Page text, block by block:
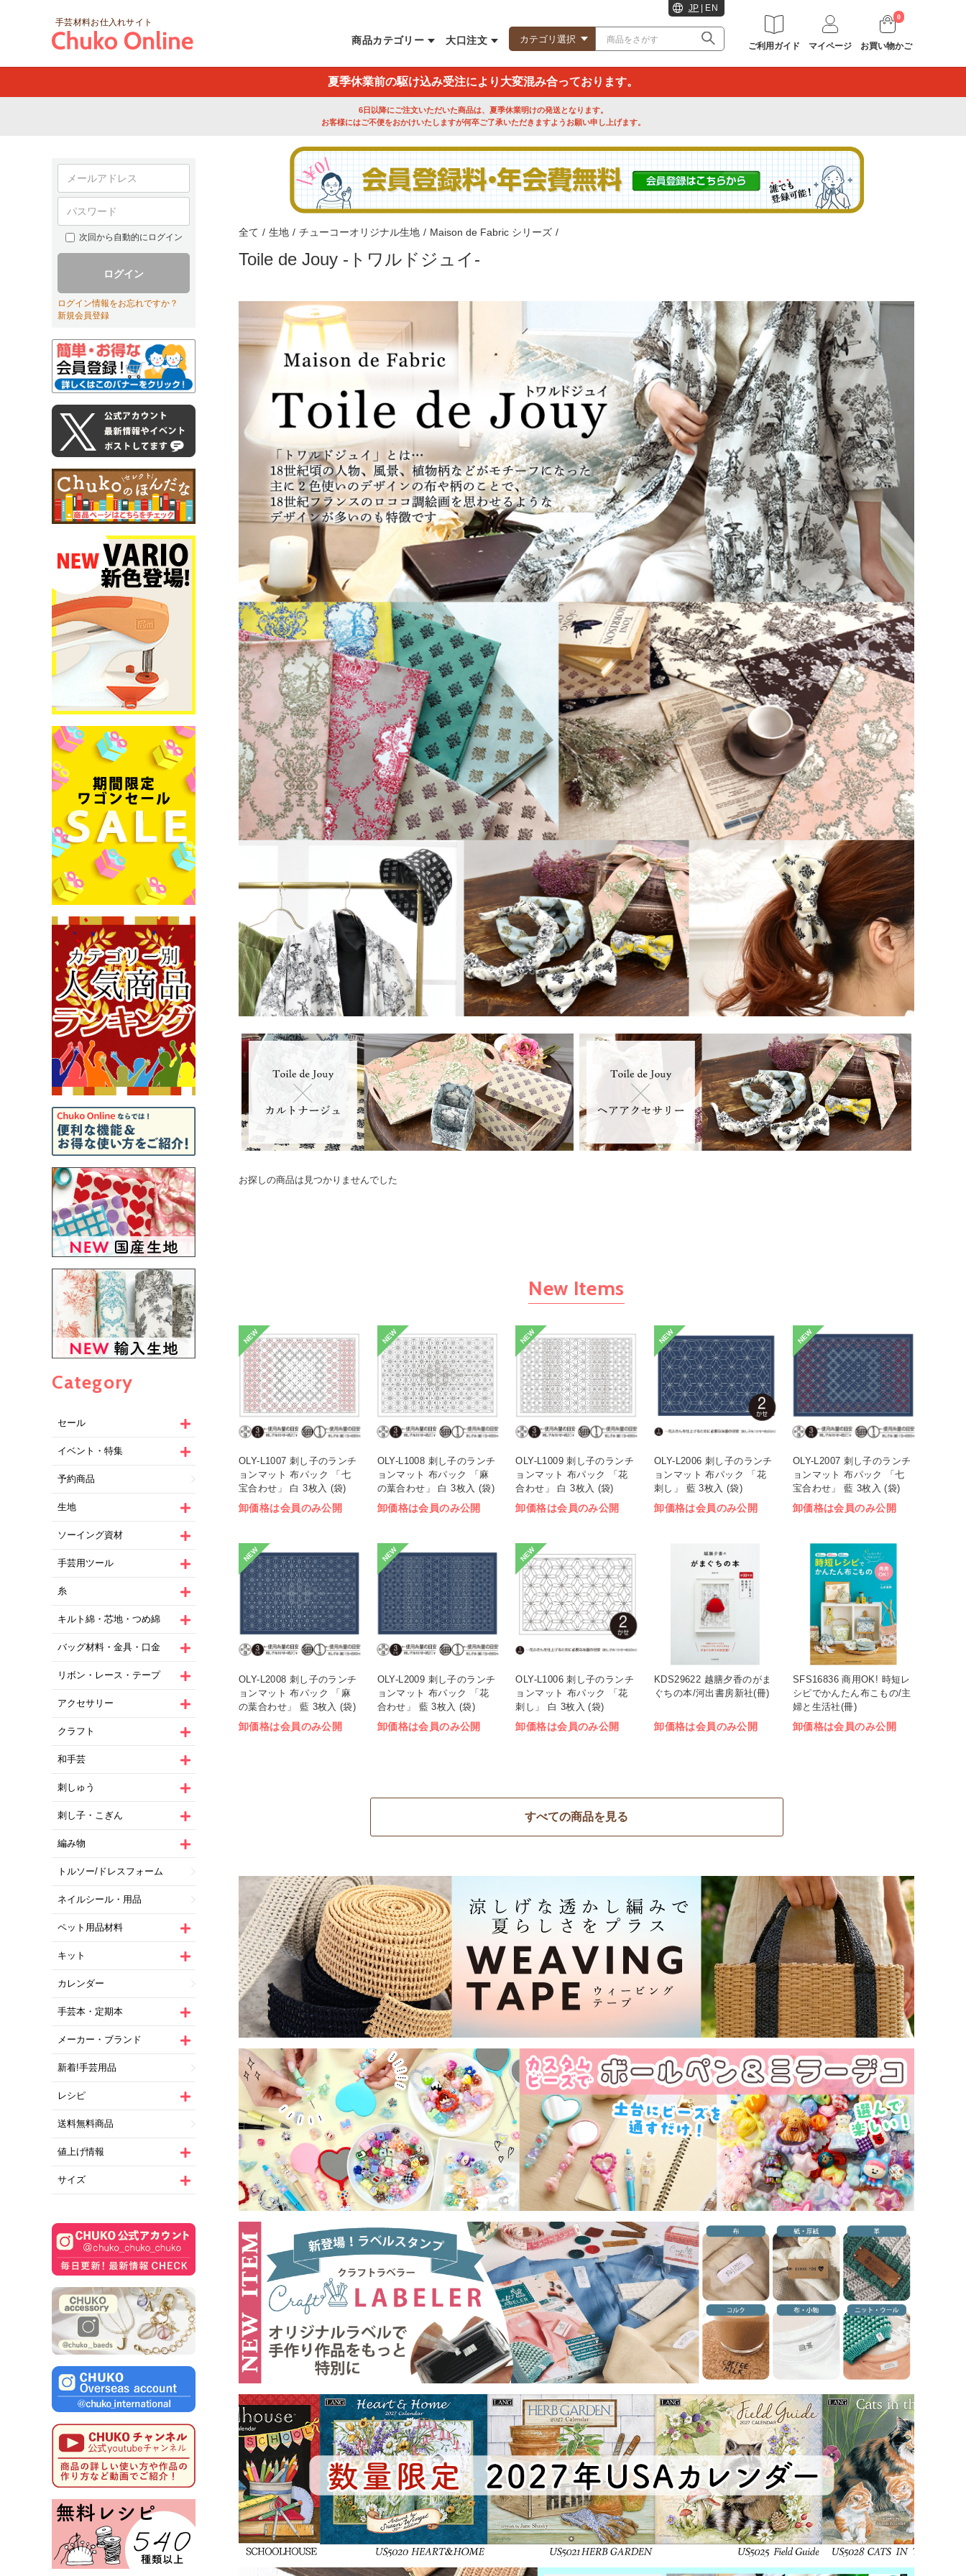
手芸材料お仕入れサイト
商品カテゴリー 大口注文
JP EN
ご利用ガイド マイページ
0
お買い物かご
夏季休業前の駆け込み受注により大変混み合っております。
6日以降にご注文いただいた商品は、夏季休業明けの発送となります。
お客様にはご不便をおかけいたしますが何卒ご了承いただきますようお願い申し上げます。
次回から自動的にログイン
ログイン
ログイン情報をお忘れですか？
新規会員登録
Category
セール
イベント・特集
予約商品
生地
ソーイング資材
手芸用ツール
糸
キルト綿・芯地・つめ綿
バッグ材料・金具・口金
リボン・レース・テープ
アクセサリー
クラフト
和手芸
刺しゅう
刺し子・こぎん
編み物
トルソー/ドレスフォーム
ネイルシール・用品
ペット用品材料
キット
カレンダー
手芸本・定期本
メーカー・ブランド
新着!手芸用品
レシピ
送料無料商品
値上げ情報
サイズ
全て / 生地 / チューコーオリジナル生地 / Maison de Fabric シリーズ /
Toile de Jouy -トワルドジュイ-
お探しの商品は見つかりませんでした
New Items
NEW
OLY-L1007 刺し子のランチ
ョンマット 布パック 「七
宝合わせ」 白 3枚入 (袋)
卸価格は会員のみ公開
NEW
OLY-L1008 刺し子のランチ
ョンマット 布パック 「麻
の葉合わせ」 白 3枚入 (袋)
卸価格は会員のみ公開
NEW
OLY-L1009 刺し子のランチ
ョンマット 布パック 「花
合わせ」 白 3枚入 (袋)
卸価格は会員のみ公開
NEW
OLY-L2006 刺し子のランチ
ョンマット 布パック 「花
刺し」 藍 3枚入 (袋)
卸価格は会員のみ公開
NEW
OLY-L2007 刺し子のランチ
ョンマット 布パック 「七
宝合わせ」 藍 3枚入 (袋)
卸価格は会員のみ公開
NEW
OLY-L2008 刺し子のランチ
ョンマット 布パック 「麻
の葉合わせ」 藍 3枚入 (袋)
卸価格は会員のみ公開
NEW
OLY-L2009 刺し子のランチ
ョンマット 布パック 「花
合わせ」 藍 3枚入 (袋)
卸価格は会員のみ公開
NEW
OLY-L1006 刺し子のランチ
ョンマット 布パック 「花
刺し」 白 3枚入 (袋)
卸価格は会員のみ公開
KDS29622 越膳夕香のがま
ぐちの本/河出書房新社(冊)
卸価格は会員のみ公開
SFS16836 商用OK! 時短レ
シピでかんたん布こもの/主
婦と生活社(冊)
卸価格は会員のみ公開
すべての商品を見る